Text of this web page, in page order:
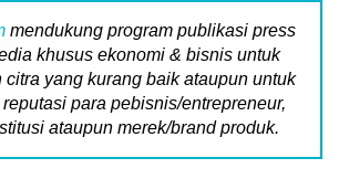
mendukung program publikasi press
khusus ekonomi & bisnis untuk
citra yang kurang baik ataupun untuk
para pebisnis/entrepreneur,
ataupun merek/brand produk.